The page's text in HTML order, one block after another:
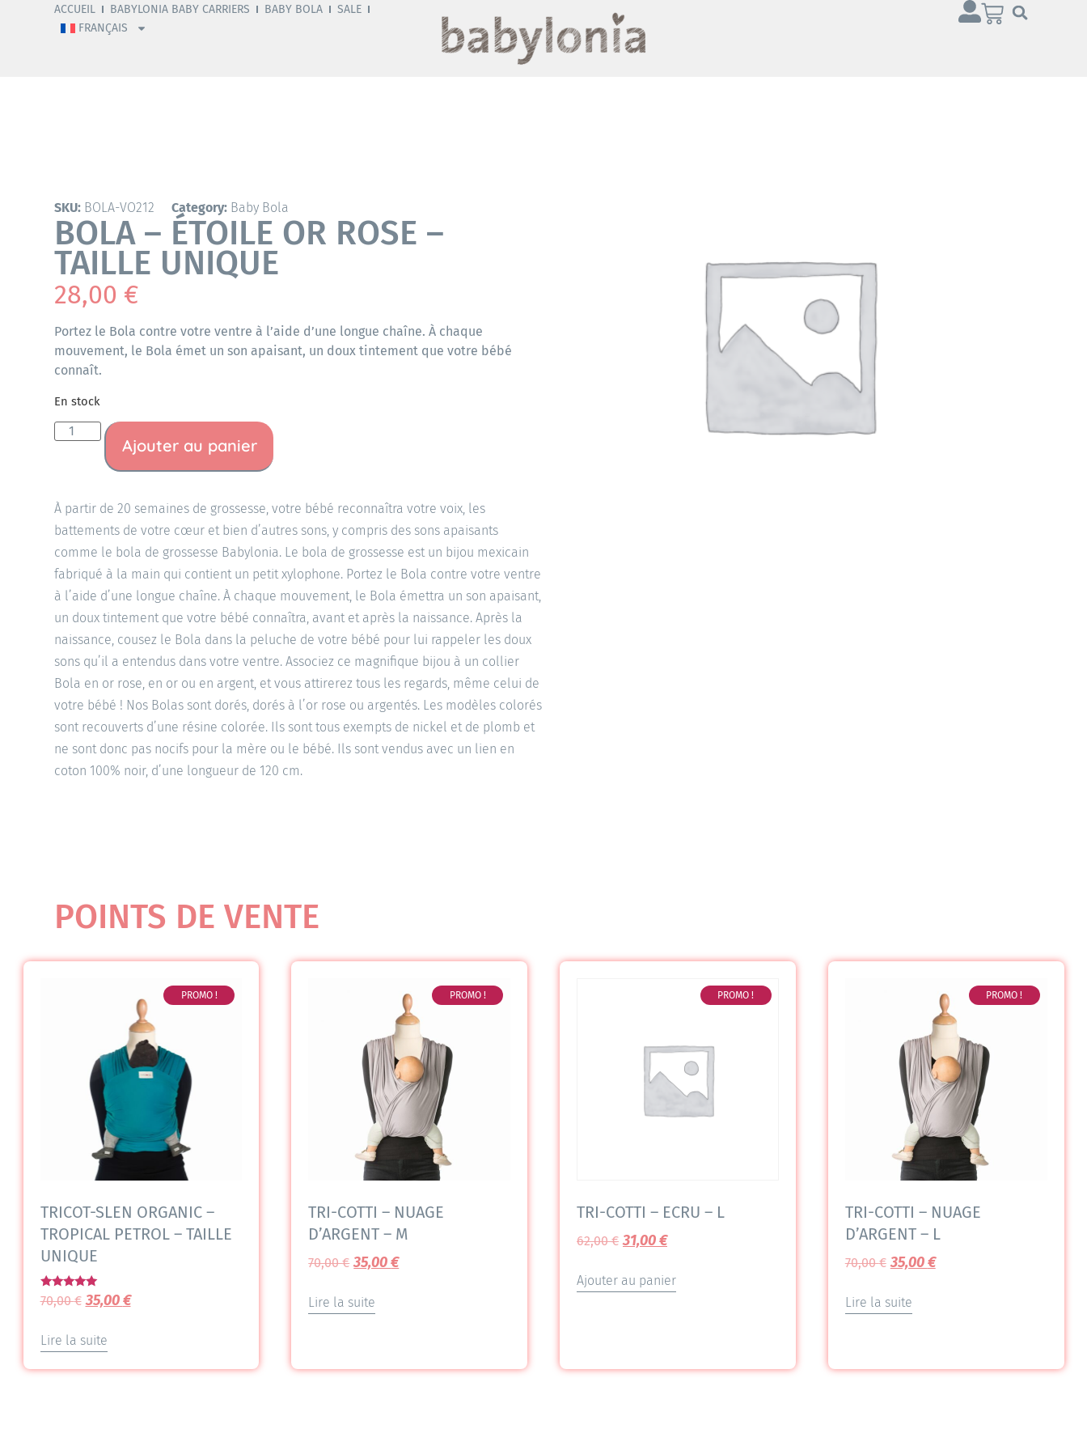
ACCUEIL BABYLONIA BABY CARRIERS BABY BOLA
SALE
FRANÇAIS
SKU: BOLA-VO212 Category: Baby Bola
BOLA – ÉTOILE OR ROSE –
TAILLE UNIQUE
28,00 €
Portez le Bola contre votre ventre à l’aide d’une longue chaîne. À chaque
mouvement, le Bola émet un son apaisant, un doux tintement que votre bébé
connaît.
En stock
Ajouter au panier
À partir de 20 semaines de grossesse, votre bébé reconnaîtra votre voix, les
battements de votre cœur et bien d’autres sons, y compris des sons apaisants
comme le bola de grossesse Babylonia. Le bola de grossesse est un bijou mexicain
fabriqué à la main qui contient un petit xylophone. Portez le Bola contre votre ventre
à l’aide d’une longue chaîne. À chaque mouvement, le Bola émettra un son apaisant,
un doux tintement que votre bébé connaîtra, avant et après la naissance. Après la
naissance, cousez le Bola dans la peluche de votre bébé pour lui rappeler les doux
sons qu’il a entendus dans votre ventre. Associez ce magnifique bijou à un collier
Bola en or rose, en or ou en argent, et vous attirerez tous les regards, même celui de
votre bébé ! Nos Bolas sont dorés, dorés à l’or rose ou argentés. Les modèles colorés
sont recouverts d’une résine colorée. Ils sont tous exempts de nickel et de plomb et
ne sont donc pas nocifs pour la mère ou le bébé. Ils sont vendus avec un lien en
coton 100% noir, d’une longueur de 120 cm.
POINTS DE VENTE
PROMO !
TRICOT-SLEN ORGANIC –
TROPICAL PETROL – TAILLE
UNIQUE
Note
5.00
70,00€ 35,00€
Lire la suite
PROMO !
TRI-COTTI – NUAGE
D’ARGENT – M
70,00€ 35,00€
Lire la suite
PROMO !
TRI-COTTI – ECRU – L
62,00€ 31,00€
Ajouter au panier
PROMO !
TRI-COTTI – NUAGE
D’ARGENT – L
70,00€ 35,00€
Lire la suite